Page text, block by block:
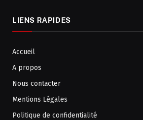
LIENS RAPIDES
Accueil
A propos
Nous contacter
Mentions Légales
Politique de confidentialité